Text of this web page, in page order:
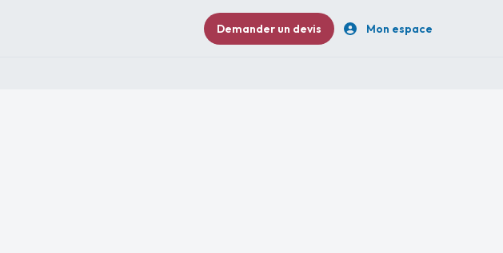
Demander un devis Mon espace